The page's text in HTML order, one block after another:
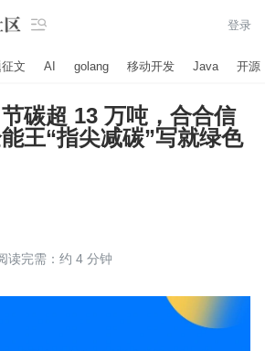
 登录
文 AI golang 移动开发 Java 开源
碳超 13 万吨，合合信
王“指尖减碳”写就绿色
读完需：约 4 分钟